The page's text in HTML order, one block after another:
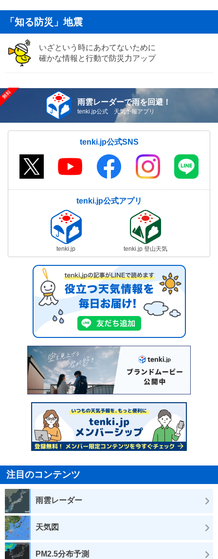
「知る防災」地震
いざという時にあわてないために
確かな情報と行動で防災力アップ
雨雲レーダーで雨を回避！
tenki.jp公式 天気予報アプリ
tenki.jp公式SNS
tenki.jp公式アプリ
tenki.jp tenki.jp 登山天気
注目のコンテンツ
雨雲レーダー
天気図
PM2.5分布予測